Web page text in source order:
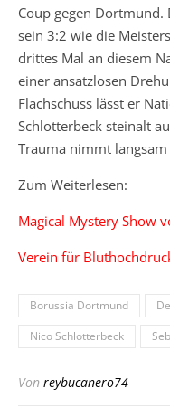
Coup gegen Dortmund.
sein 3:2 wie die
drittes Mal an diesem
einer ansatzlosen
Flachschuss lässt er
Schlotterbeck steinalt
Trauma nimmt
Zum Weiterlesen:
Magical Mystery Show
Verein für
Borussia Dortmund
Nico Schlotterbeck
Von reybucanero74